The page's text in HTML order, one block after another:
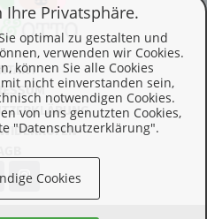
Privatsphäre.
optimal zu gestalten und
verwenden wir Cookies.
können Sie alle Cookies
nicht einverstanden sein,
notwendigen Cookies.
von uns genutzten Cookies,
"Datenschutzerklärung".
Cookies